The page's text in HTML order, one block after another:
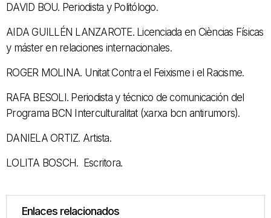
DAVID BOU. Periodista y Politólogo.
AIDA GUILLÉN LANZAROTE. Licenciada en Cièncias Físicas
y máster en relaciones internacionales.
ROGER MOLINA. Unitat Contra el Feixisme i el Racisme.
RAFA BESOLI. Periodista y técnico de comunicación del
Programa BCN Interculturalitat (xarxa bcn antirumors).
DANIELA ORTIZ. Artista.
LOLITA BOSCH. Escritora.
Enlaces relacionados